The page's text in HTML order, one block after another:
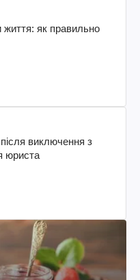
життя: як правильно
виключення з
юриста